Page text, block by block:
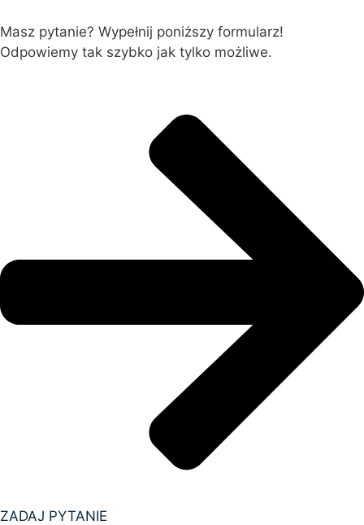
Masz pytanie? Wypełnij poniższy formularz!
Odpowiemy tak szybko jak tylko możliwe.
ZADAJ PYTANIE